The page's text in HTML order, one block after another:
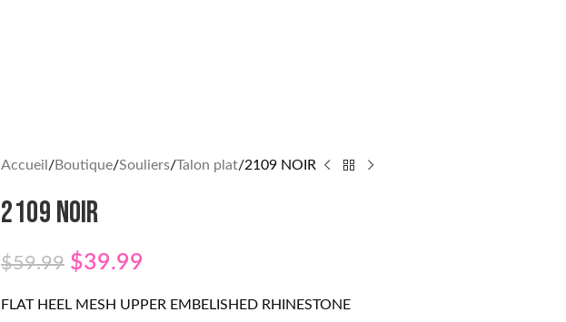
Accueil Boutique Souliers Talon plat 2109 NOIR
2109 NOIR
$59.99 $39.99
FLAT HEEL MESH UPPER EMBELISHED RHINESTONE